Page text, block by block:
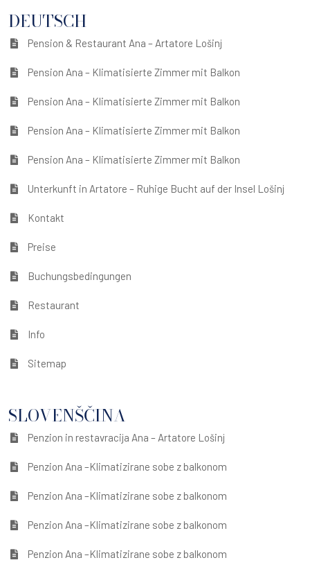
DEUTSCH
Pension & Restaurant Ana – Artatore Lošinj
Pension Ana – Klimatisierte Zimmer mit Balkon
Pension Ana – Klimatisierte Zimmer mit Balkon
Pension Ana – Klimatisierte Zimmer mit Balkon
Pension Ana – Klimatisierte Zimmer mit Balkon
Unterkunft in Artatore – Ruhige Bucht auf der Insel Lošinj
Kontakt
Preise
Buchungsbedingungen
Restaurant
Info
Sitemap
SLOVENŠČINA
Penzion in restavracija Ana – Artatore Lošinj
Penzion Ana –Klimatizirane sobe z balkonom
Penzion Ana –Klimatizirane sobe z balkonom
Penzion Ana –Klimatizirane sobe z balkonom
Penzion Ana –Klimatizirane sobe z balkonom